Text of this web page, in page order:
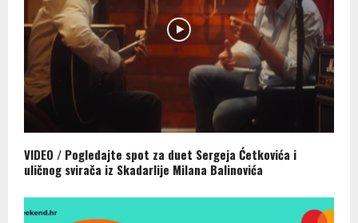
VIDEO / Pogledajte spot za duet Sergeja Ćetkovića i
uličnog svirača iz Skadarlije Milana Balinovića